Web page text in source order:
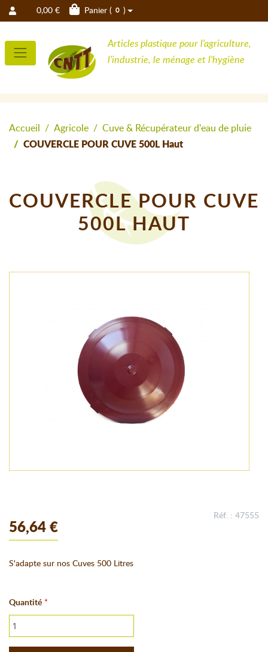
0,00 € Panier ( 0 )
Articles plastique pour l'agriculture,
l'industrie, le ménage et l'hygiène
Accueil Agricole
Cuve & Récupérateur d'eau de pluie
COUVERCLE POUR CUVE 500L Haut
COUVERCLE POUR CUVE
500L HAUT
56,64 €
Réf. : 47555
S'adapte sur nos Cuves 500 Litres
Quantité